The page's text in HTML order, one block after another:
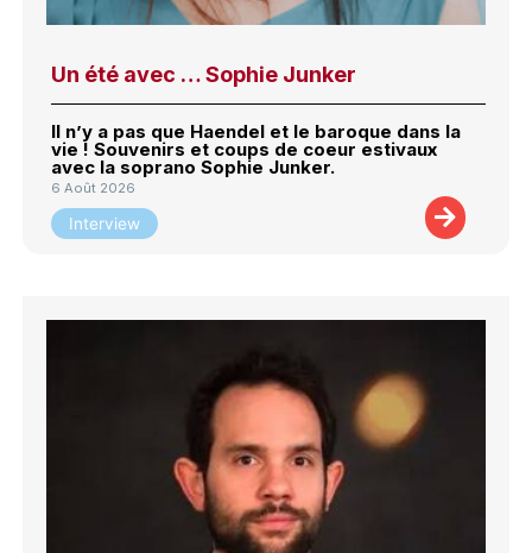
Un été avec … Sophie Junker
Il n’y a pas que Haendel et le baroque dans la
vie ! Souvenirs et coups de coeur estivaux
avec la soprano Sophie Junker.
6 Août 2026
Interview